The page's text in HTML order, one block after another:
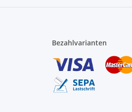
Bezahlvarianten